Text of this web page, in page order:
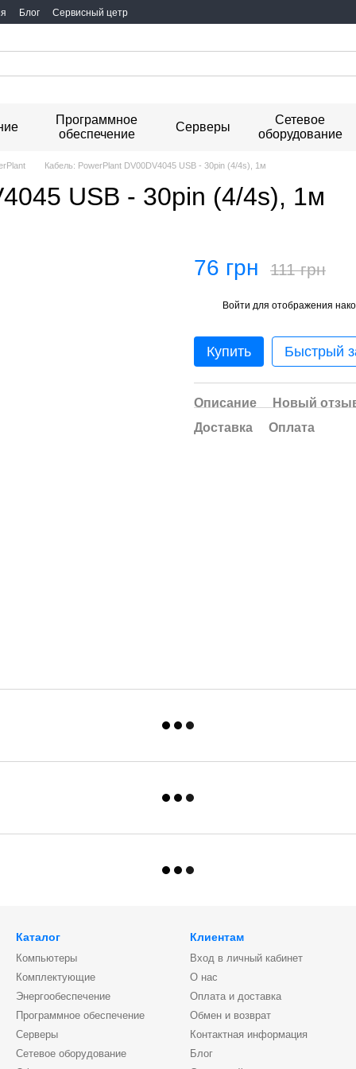
Блог Сервисный цетр
Программное
обеспечение
Серверы
Сетевое
оборудование
Кабель: PowerPlant DV00DV4045 USB - 30pin (4/4s), 1м
USB - 30pin (4/4s), 1м
76 грн 111 грн
Войти для отображения
Купить Быстрый
Описание
Новый
Доставка
Оплата
Каталог
Компьютеры
Комплектующие
Энергообеспечение
Программное обеспечение
Серверы
Сетевое оборудование
Клиентам
Вход в личный кабинет
О нас
Оплата и доставка
Обмен и возврат
Контактная информация
Блог